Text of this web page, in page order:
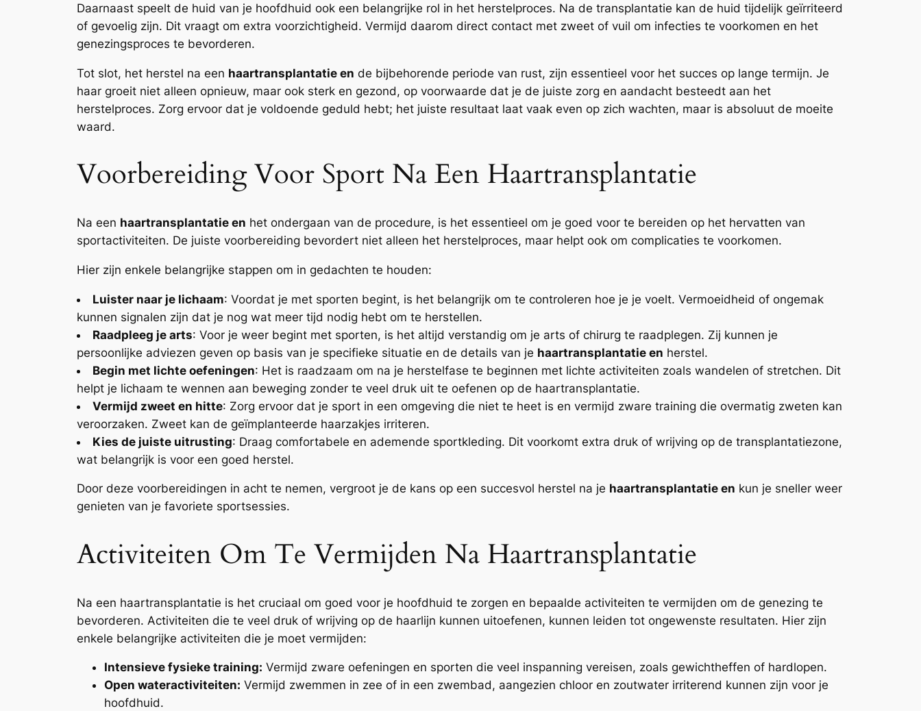
Daarnaast speelt de huid van je hoofdhuid ook een belangrijke rol in het herstelproces. Na de transplantatie kan de huid tijdelijk geïrriteerd
of gevoelig zijn. Dit vraagt om extra voorzichtigheid. Vermijd daarom direct contact met zweet of vuil om infecties te voorkomen en het
genezingsproces te bevorderen.
Tot slot, het herstel na een haartransplantatie en de bijbehorende periode van rust, zijn essentieel voor het succes op lange termijn. Je
haar groeit niet alleen opnieuw, maar ook sterk en gezond, op voorwaarde dat je de juiste zorg en aandacht besteedt aan het
herstelproces. Zorg ervoor dat je voldoende geduld hebt; het juiste resultaat laat vaak even op zich wachten, maar is absoluut de moeite
waard.
Voorbereiding Voor Sport Na Een Haartransplantatie
Na een haartransplantatie en het ondergaan van de procedure, is het essentieel om je goed voor te bereiden op het hervatten van
sportactiviteiten. De juiste voorbereiding bevordert niet alleen het herstelproces, maar helpt ook om complicaties te voorkomen.
Hier zijn enkele belangrijke stappen om in gedachten te houden:
Luister naar je lichaam: Voordat je met sporten begint, is het belangrijk om te controleren hoe je je voelt. Vermoeidheid of ongemak
kunnen signalen zijn dat je nog wat meer tijd nodig hebt om te herstellen.
Raadpleeg je arts: Voor je weer begint met sporten, is het altijd verstandig om je arts of chirurg te raadplegen. Zij kunnen je
persoonlijke adviezen geven op basis van je specifieke situatie en de details van je haartransplantatie en herstel.
Begin met lichte oefeningen: Het is raadzaam om na je herstelfase te beginnen met lichte activiteiten zoals wandelen of stretchen. Dit
helpt je lichaam te wennen aan beweging zonder te veel druk uit te oefenen op de haartransplantatie.
Vermijd zweet en hitte: Zorg ervoor dat je sport in een omgeving die niet te heet is en vermijd zware training die overmatig zweten kan
veroorzaken. Zweet kan de geïmplanteerde haarzakjes irriteren.
Kies de juiste uitrusting: Draag comfortabele en ademende sportkleding. Dit voorkomt extra druk of wrijving op de transplantatiezone,
wat belangrijk is voor een goed herstel.
Door deze voorbereidingen in acht te nemen, vergroot je de kans op een succesvol herstel na je haartransplantatie en kun je sneller weer
genieten van je favoriete sportsessies.
Activiteiten Om Te Vermijden Na Haartransplantatie
Na een haartransplantatie is het cruciaal om goed voor je hoofdhuid te zorgen en bepaalde activiteiten te vermijden om de genezing te
bevorderen. Activiteiten die te veel druk of wrijving op de haarlijn kunnen uitoefenen, kunnen leiden tot ongewenste resultaten. Hier zijn
enkele belangrijke activiteiten die je moet vermijden:
Intensieve fysieke training: Vermijd zware oefeningen en sporten die veel inspanning vereisen, zoals gewichtheffen of hardlopen.
Open wateractiviteiten: Vermijd zwemmen in zee of in een zwembad, aangezien chloor en zoutwater irriterend kunnen zijn voor je
hoofdhuid.